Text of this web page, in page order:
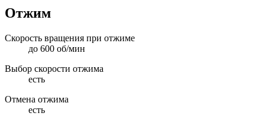
Отжим
Скорость вращения при отжиме
до 600 об/мин
Выбор скорости отжима
есть
Отмена отжима
есть